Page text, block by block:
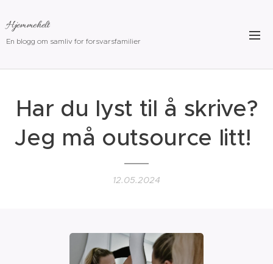
Hjemmehelt
En blogg om samliv for forsvarsfamilier
Har du lyst til å skrive?
Jeg må outsource litt!
12.05.2024